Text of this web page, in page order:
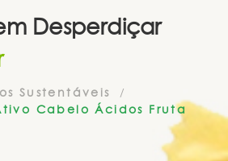
Desperdiçar
Sustentáveis
Cabelo Ácidos Fruta